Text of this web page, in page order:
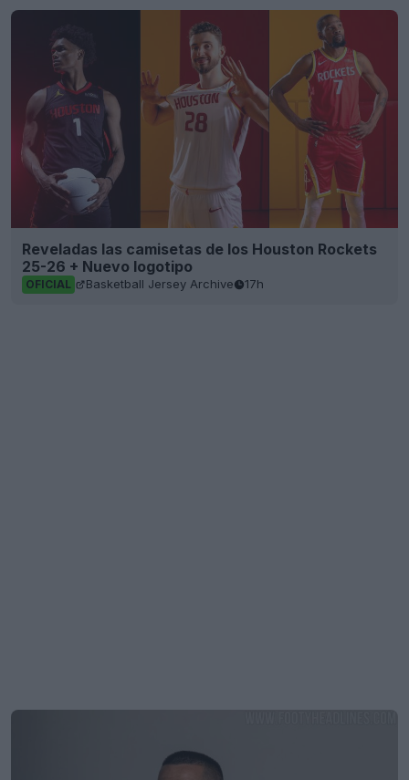
Reveladas las camisetas de los Houston Rockets
25-26 + Nuevo logotipo
OFICIAL Basketball Jersey Archive 17h